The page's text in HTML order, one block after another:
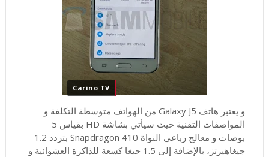
Carino TV
و يعتبر هاتف Galaxy J5 من الهواتف متوسطة التكلفة و
المواصفات التقنية حيث سيأتي بشاشة HD بقياس 5
بوصات و معالج رباعي النواة Snapdragon 410 بتردد 1.2
جيغاهيرتز، بالإضافة إلى 1.5 جيغا كسعة للذاكرة العشوائية و